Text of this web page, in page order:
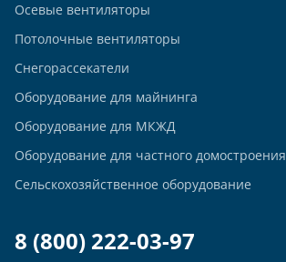
Осевые вентиляторы
Потолочные вентиляторы
Снегорассекатели
Оборудование для майнинга
Оборудование для МКЖД
Оборудование для частного домостроения
Сельскохозяйственное оборудование
8 (800) 222-03-97